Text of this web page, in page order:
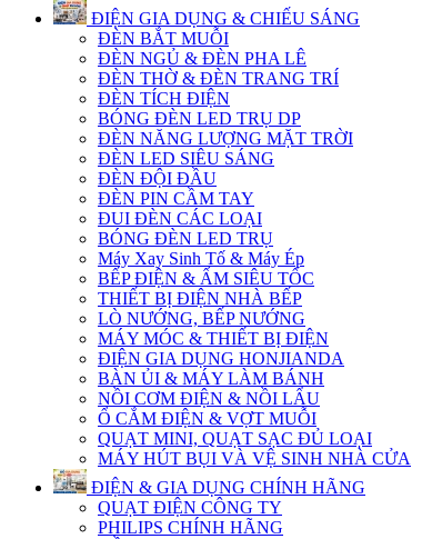
ĐIỆN GIA DỤNG & CHIẾU SÁNG
ĐÈN BẮT MUỖI
ĐÈN NGỦ & ĐÈN PHA LÊ
ĐÈN THỜ & ĐÈN TRANG TRÍ
ĐÈN TÍCH ĐIỆN
BÓNG ĐÈN LED TRỤ DP
ĐÈN NĂNG LƯỢNG MẶT TRỜI
ĐÈN LED SIÊU SÁNG
ĐÈN ĐỘI ĐẦU
ĐÈN PIN CẦM TAY
ĐUI ĐÈN CÁC LOẠI
BÓNG ĐÈN LED TRỤ
Máy Xay Sinh Tố & Máy Ép
BẾP ĐIỆN & ẤM SIÊU TỐC
THIẾT BỊ ĐIỆN NHÀ BẾP
LÒ NƯỚNG, BẾP NƯỚNG
MÁY MÓC & THIẾT BỊ ĐIỆN
ĐIỆN GIA DỤNG HONJIANDA
BÀN ỦI & MÁY LÀM BÁNH
NỒI CƠM ĐIỆN & NỒI LẨU
Ổ CẮM ĐIỆN & VỢT MUỖI
QUẠT MINI, QUẠT SẠC ĐỦ LOẠI
MÁY HÚT BỤI VÀ VỆ SINH NHÀ CỬA
ĐIỆN & GIA DỤNG CHÍNH HÃNG
QUẠT ĐIỆN CÔNG TY
PHILIPS CHÍNH HÃNG